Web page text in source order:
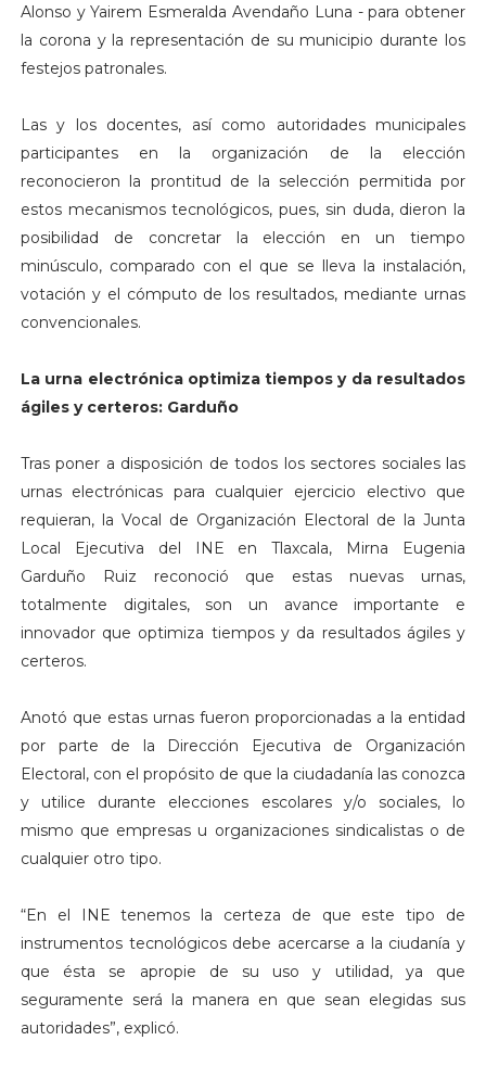
Alonso y Yairem Esmeralda Avendaño Luna - para obtener
la corona y la representación de su municipio durante los
festejos patronales.
Las y los docentes, así como autoridades municipales
participantes en la organización de la elección
reconocieron la prontitud de la selección permitida por
estos mecanismos tecnológicos, pues, sin duda, dieron la
posibilidad de concretar la elección en un tiempo
minúsculo, comparado con el que se lleva la instalación,
votación y el cómputo de los resultados, mediante urnas
convencionales.
La urna electrónica optimiza tiempos y da resultados
ágiles y certeros: Garduño
Tras poner a disposición de todos los sectores sociales las
urnas electrónicas para cualquier ejercicio electivo que
requieran, la Vocal de Organización Electoral de la Junta
Local Ejecutiva del INE en Tlaxcala, Mirna Eugenia
Garduño Ruiz reconoció que estas nuevas urnas,
totalmente digitales, son un avance importante e
innovador que optimiza tiempos y da resultados ágiles y
certeros.
Anotó que estas urnas fueron proporcionadas a la entidad
por parte de la Dirección Ejecutiva de Organización
Electoral, con el propósito de que la ciudadanía las conozca
y utilice durante elecciones escolares y/o sociales, lo
mismo que empresas u organizaciones sindicalistas o de
cualquier otro tipo.
“En el INE tenemos la certeza de que este tipo de
instrumentos tecnológicos debe acercarse a la ciudanía y
que ésta se apropie de su uso y utilidad, ya que
seguramente será la manera en que sean elegidas sus
autoridades”, explicó.